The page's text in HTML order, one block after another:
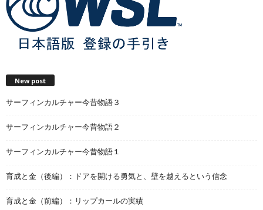
New post
サーフィンカルチャー今昔物語３
サーフィンカルチャー今昔物語２
サーフィンカルチャー今昔物語１
育成と金（後編）：ドアを開ける勇気と、壁を越えるという信念
育成と金（前編）：リップカールの実績